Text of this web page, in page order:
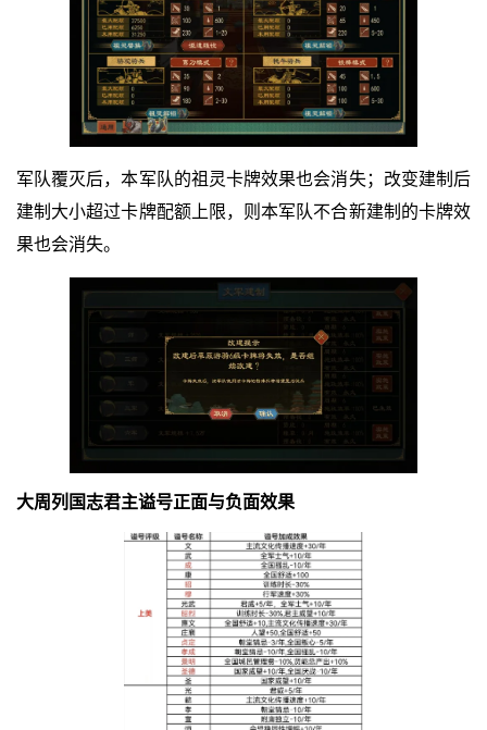
军队覆灭后，本军队的祖灵卡牌效果也会消失；改变建制后
建制大小超过卡牌配额上限，则本军队不合新建制的卡牌效
果也会消失。
大周列国志君主谥号正面与负面效果